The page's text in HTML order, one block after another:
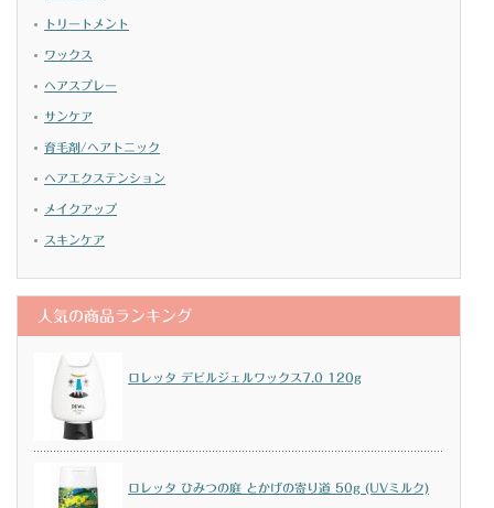
トリートメント
ワックス
ヘアスプレー
サンケア
育毛剤/ヘアトニック
ヘアエクステンション
メイクアップ
スキンケア
人気の商品ランキング
ロレッタ デビルジェルワックス7.0 120g
ロレッタ ひみつの庭 とかげの寄り道 50g (UVミルク)